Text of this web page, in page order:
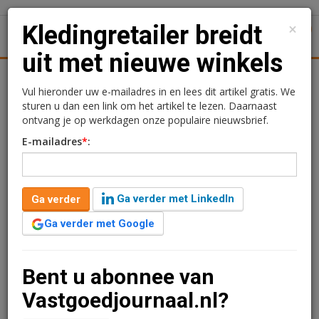
Kledingretailer breidt uit
met nieuwe winkels
Rogier Hentenaar
2 augustus 2019 om 11:40
7 jaar geleden aangepast
1 minuut leestijd
Het Nederlandse kledingmerk Penn & Ink N.Y.
Verder lezen?
×
Kledingretailer breidt
uit met nieuwe winkels
Vul hieronder uw e-mailadres in en lees dit artikel gratis. We
sturen u dan een link om het artikel te lezen. Daarnaast
ontvang je op werkdagen onze populaire nieuwsbrief.
E-mailadres*:
Ga verder
Ga verder met LinkedIn
Ga verder met Google
Bent u abonnee van
Vastgoedjournaal.nl?